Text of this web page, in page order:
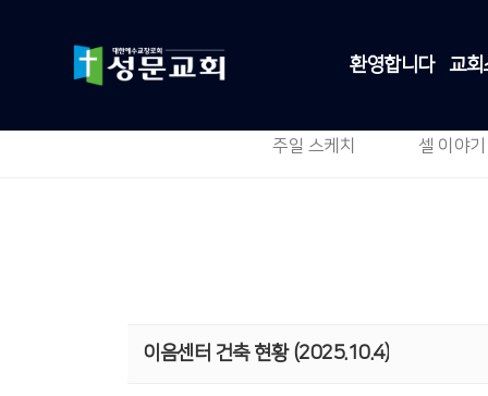
환영합니다 교회
주일 스케치 셀 이야기
이음센터 건축 현황 (2025.10.4)